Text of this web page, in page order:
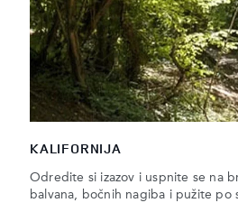
KALIFORNIJA
Odredite si izazov i uspnite se na
balvana, bočnih nagiba i pužite po